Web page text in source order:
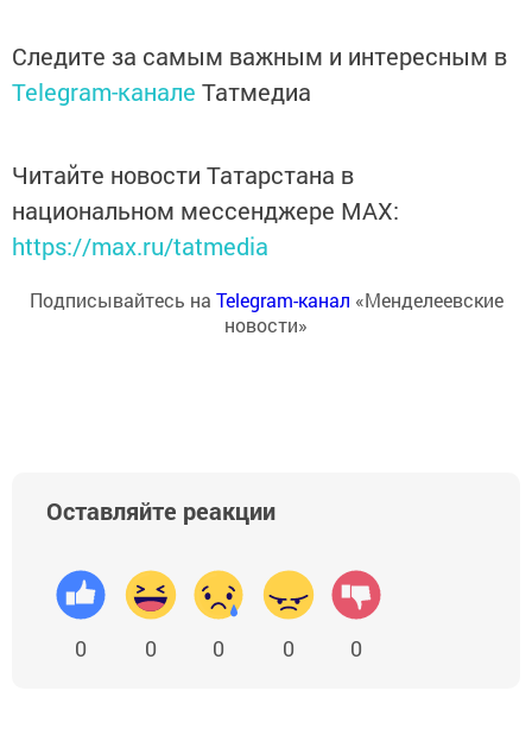
Следите за самым важным и интересным в
Telegram-канале Татмедиа
Читайте новости Татарстана в
национальном мессенджере MАХ:
https://max.ru/tatmedia
Подписывайтесь на Telegram-канал «Менделеевские
новости»
Оставляйте реакции
0 0 0 0 0